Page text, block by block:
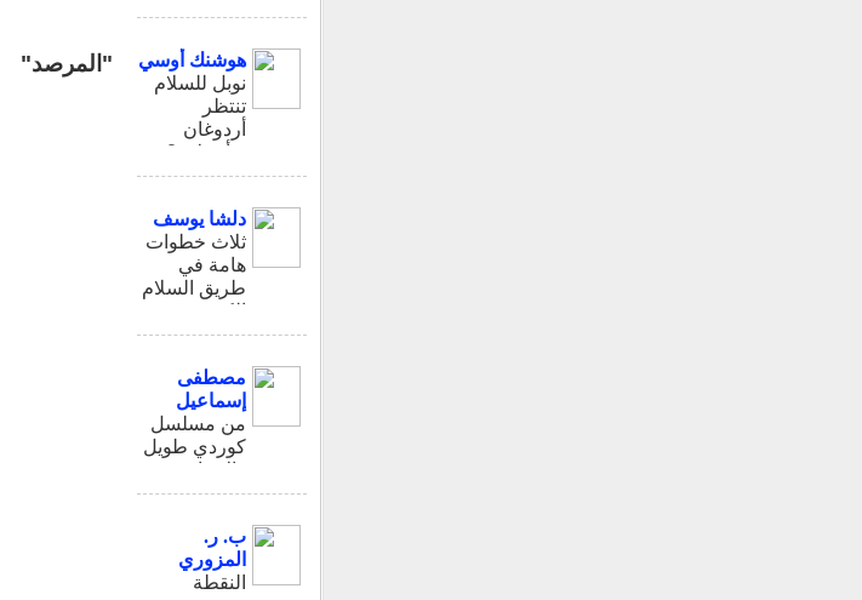
"المرصد"
هوشنك أوسي
نوبل للسلام
تنتظر
أردوغان
دلشا يوسف
ثلاث خطوات
هامة في
طريق السلام
الكردي
التركي
مصطفى
إسماعيل
من مسلسل
كوردي طويل
: الاتحاد
السياسي
ب. ر.
المزوري
النقطة